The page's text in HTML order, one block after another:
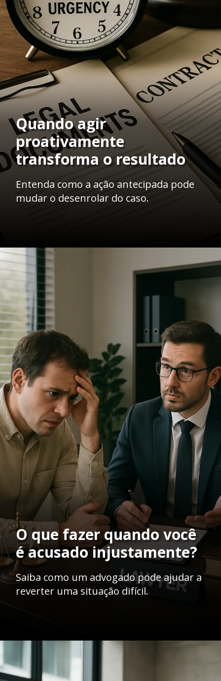
Quando agir
proativamente
transforma o resultado
Entenda como a ação antecipada pode
mudar o desenrolar do caso.
Opening
O que fazer quando você
é acusado injustamente?
Saiba como um advogado pode ajudar a
reverter uma situação difícil.